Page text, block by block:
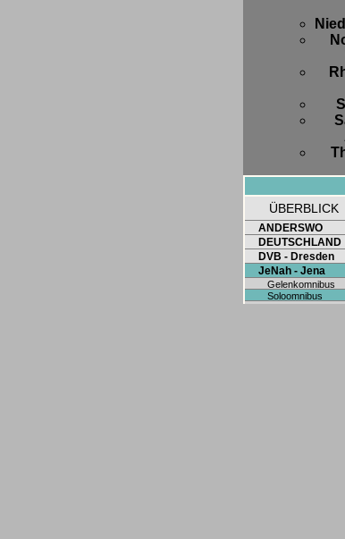
ÜBERBLICK
ANDERSWO
DEUTSCHLAND
DVB - Dresden
JeNah - Jena
Gelenkomnibus
Soloomnibus
Sonderwagen